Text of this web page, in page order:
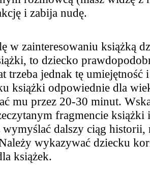
i zabija nudę.
w zainteresowaniu książką
to dziecko
trzeba jednak tę umiejętność
książki odpowiednie dla
mu przez 20-30 minut.
fragmencie książki
dalszy ciąg historii,
wykazywać dziecku
książek.